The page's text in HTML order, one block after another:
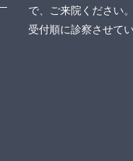
で、ご来院ください。
受付順に診察させて